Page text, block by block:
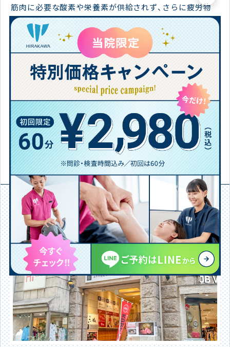
施術院
筋肉に必要な酸素や栄養素が供給されず、さらに疲労物
質も流れなくなり痛みを引き起こしてしまいます。 血流
を改善させるためにストレッチや温活などの【セルフケ
ア】を継続して行なっていきましょう♪ お身体全体を冷
やさないように気を付けてくださいね。
不安な事がございましたらいつでも平川接骨院グループ
にご相談ください！
【免責事項】お客様個人の感想であり効果・効能を保証するもので
はありません